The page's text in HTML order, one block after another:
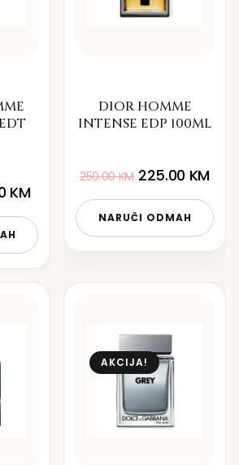
KM
DIOR HOMME
INTENSE EDP 100ML
250.00KM 225.00 KM
NARUČI ODMAH
AKCIJA!